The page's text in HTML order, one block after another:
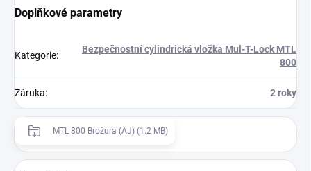
Doplňkové parametry
Kategorie:
Bezpečnostní cylindrická vložka Mul-T-Lock MTL
800
Záruka: 2 roky
MTL 800 Brožura (AJ) (1.2 MB)